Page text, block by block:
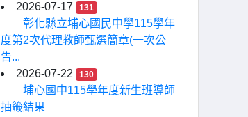
2026-07-17
131
彰化縣立埔心國民中學115學年
度第2次代理教師甄選簡章(一次公
告...
2026-07-22
130
埔心國中115學年度新生班導師
抽籤結果